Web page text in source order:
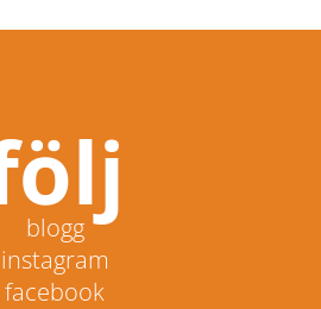
blogg
instagram
facebook